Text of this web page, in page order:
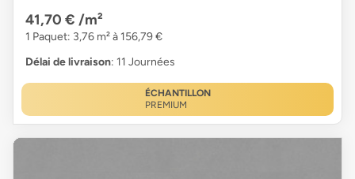
41,70 € /m²
1 Paquet: 3,76 m² à 156,79 €
Délai de livraison: 11 Journées
ÉCHANTILLON
PREMIUM